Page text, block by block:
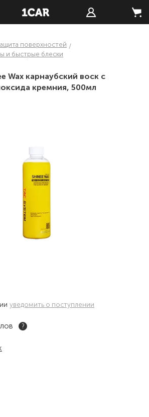
поверхностей
и быстрые блески
Wax карнаубский воск с
кремния, 500мл
уведомить о поступлении
?